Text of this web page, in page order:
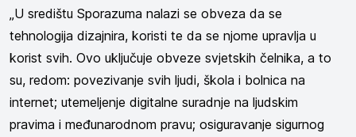
„U središtu Sporazuma nalazi se obveza da se
tehnologija dizajnira, koristi te da se njome upravlja u
korist svih. Ovo uključuje obveze svjetskih čelnika, a to
su, redom: povezivanje svih ljudi, škola i bolnica na
internet; utemeljenje digitalne suradnje na ljudskim
pravima i međunarodnom pravu; osiguravanje sigurnog